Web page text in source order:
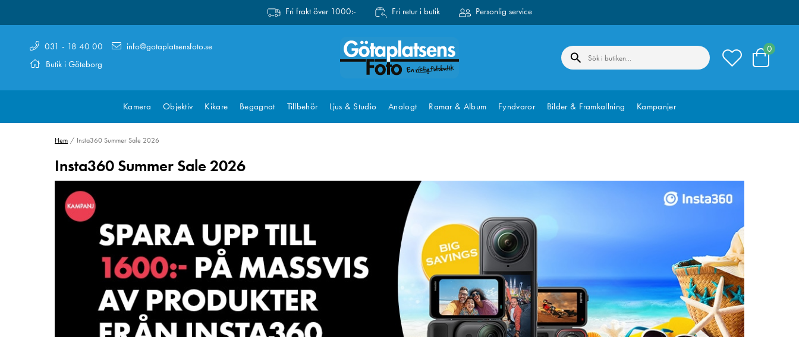
Fri frakt över 1000:- Fri retur i butik Personlig service
031 - 18 40 00
Butik i Göteborg
info@gotaplatsensfoto.se 0
Kamera Objektiv Kikare Begagnat Tillbehör Ljus & Studio Analogt Ramar & Album Fyndvaror Bilder & Framkallning Kampanjer
Hem Insta360 Summer Sale 2026
Insta360 Summer Sale 2026